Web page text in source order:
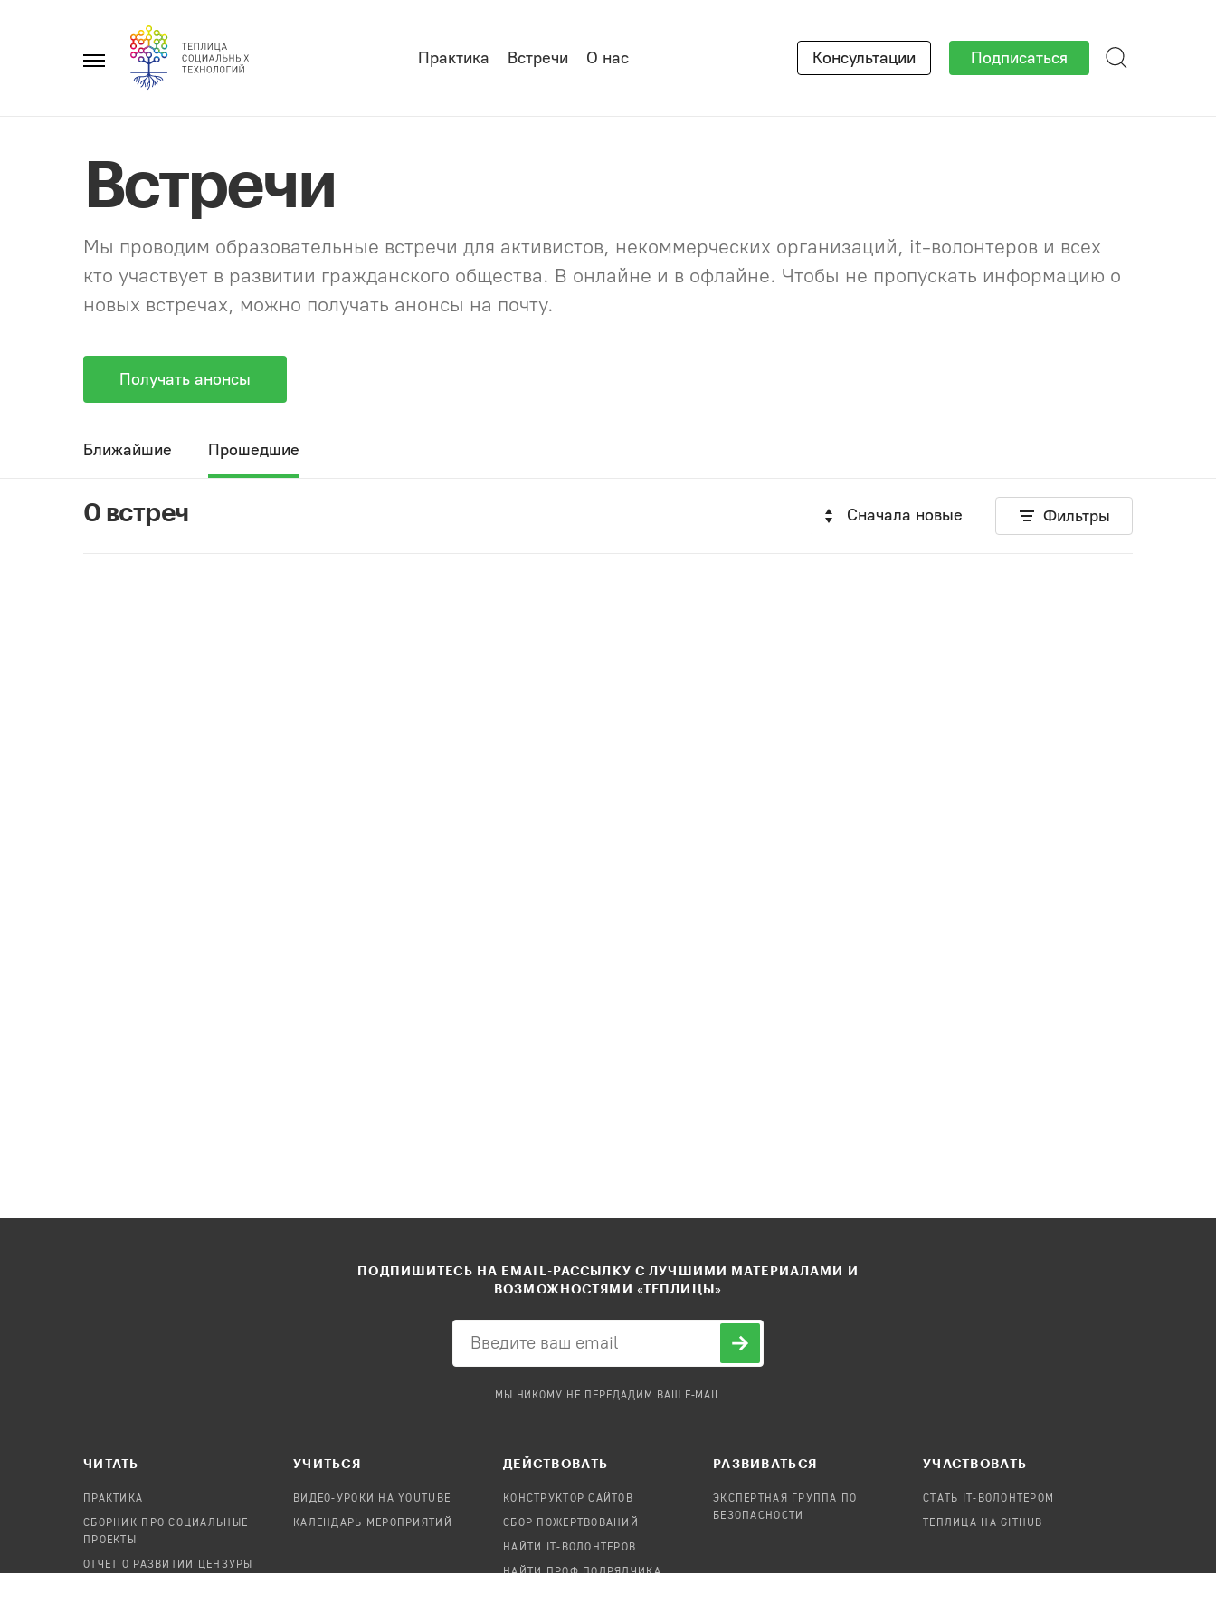
Главное
Практика Встречи О нас Консультации Подписаться
Встречи
Мы проводим образовательные встречи для активистов, некоммерческих организаций, it-волонтеров и всех
кто участвует в развитии гражданского общества. В онлайне и в офлайне. Чтобы не пропускать информацию о
новых встречах, можно получать анонсы на почту.
Получать анонсы
Ближайшие Прошедшие
0 встреч Сначала новые Фильтры
ПОДПИШИТЕСЬ НА EMAIL-РАССЫЛКУ С ЛУЧШИМИ МАТЕРИАЛАМИ И
ВОЗМОЖНОСТЯМИ «ТЕПЛИЦЫ»
МЫ НИКОМУ НЕ ПЕРЕДАДИМ ВАШ E-MAIL
ЧИТАТЬ
ПРАКТИКА
СБОРНИК ПРО СОЦИАЛЬНЫЕ
ПРОЕКТЫ
ОТЧЕТ О РАЗВИТИИ ЦЕНЗУРЫ
УЧИТЬСЯ
ВИДЕО-УРОКИ НА YOUTUBE
КАЛЕНДАРЬ МЕРОПРИЯТИЙ
ДЕЙСТВОВАТЬ
КОНСТРУКТОР САЙТОВ
СБОР ПОЖЕРТВОВАНИЙ
НАЙТИ IT-ВОЛОНТЕРОВ
НАЙТИ ПРОФ.ПОДРЯДЧИКА
РАЗВИВАТЬСЯ
ЭКСПЕРТНАЯ ГРУППА ПО
БЕЗОПАСНОСТИ
УЧАСТВОВАТЬ
СТАТЬ IT-ВОЛОНТЕРОМ
ТЕПЛИЦА НА GITHUB